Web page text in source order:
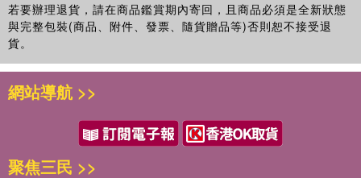
若要辦理退貨，請在商品鑑賞期內寄回，且商品必須是全新狀態
與完整包裝(商品、附件、發票、隨貨贈品等)否則恕不接受退
貨。
網站導航 >>
聚焦三民 >>